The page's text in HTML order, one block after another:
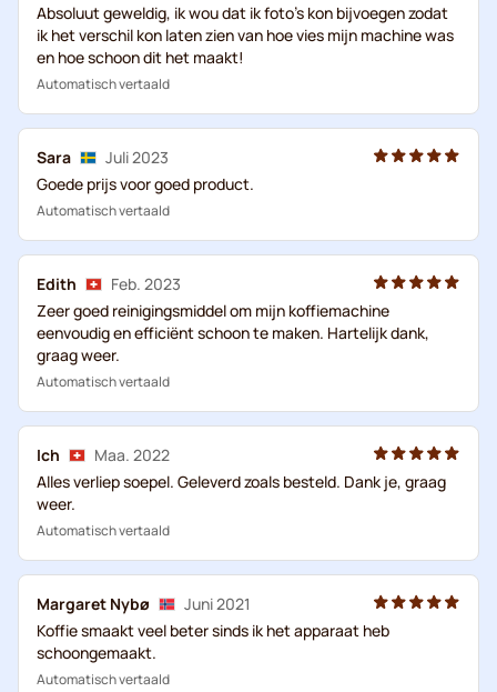
Absoluut geweldig, ik wou dat ik foto's kon bijvoegen zodat
ik het verschil kon laten zien van hoe vies mijn machine was
en hoe schoon dit het maakt!
Automatisch vertaald
Sara
Juli 2023
Goede prijs voor goed product.
Automatisch vertaald
Edith
Feb. 2023
Zeer goed reinigingsmiddel om mijn koffiemachine
eenvoudig en efficiënt schoon te maken. Hartelijk dank,
graag weer.
Automatisch vertaald
Ich
Maa. 2022
Alles verliep soepel. Geleverd zoals besteld. Dank je, graag
weer.
Automatisch vertaald
Margaret Nybø
Juni 2021
Koffie smaakt veel beter sinds ik het apparaat heb
schoongemaakt.
Automatisch vertaald